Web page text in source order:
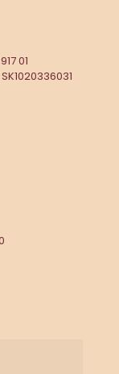
01